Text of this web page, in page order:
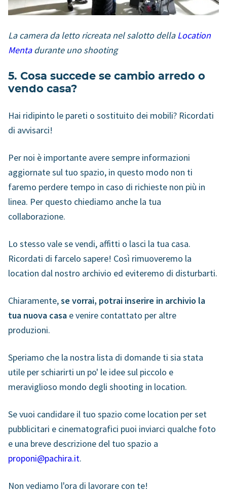
La camera da letto ricreata nel salotto dellaLocation
Mentadurante uno shooting
5. Cosa succede se cambio arredo o
vendo casa?
Hai ridipinto le pareti o sostituito dei mobili? Ricordati
di avvisarci!
Per noi è importante avere sempre informazioni
aggiornate sul tuo spazio, in questo modo non ti
faremo perdere tempo in caso di richieste non più in
linea. Per questo chiediamo anche la tua
collaborazione.
Lo stesso vale se vendi, affitti o lasci la tua casa.
Ricordati di farcelo sapere! Così rimuoveremo la
location dal nostro archivio ed eviteremo di disturbarti.
Chiaramente,se vorrai, potrai inserire in archivio la
tua nuova casa e venire contattato per altre
produzioni.
Speriamo che la nostra lista di domande ti sia stata
utile per schiarirti un po' le idee sul piccolo e
meraviglioso mondo degli shooting in location.
Se vuoi candidare il tuo spazio come location per set
pubblicitari e cinematografici puoi inviarci qualche foto
e una breve descrizione del tuo spazio a
proponi@pachira.it.
Non vediamo l'ora di lavorare con te!